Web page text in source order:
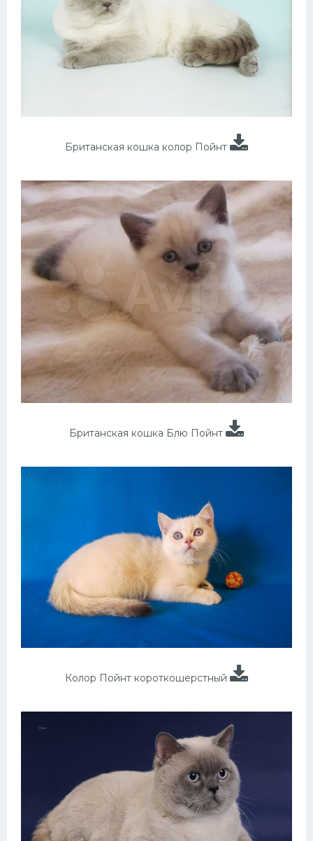
Британская кошка колор Пойнт
Британская кошка Блю Пойнт
Колор Пойнт короткошерстный